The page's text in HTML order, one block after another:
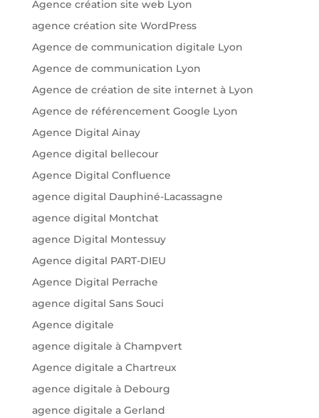
Agence création site web Lyon
agence création site WordPress
Agence de communication digitale Lyon
Agence de communication Lyon
Agence de création de site internet à Lyon
Agence de référencement Google Lyon
Agence Digital Ainay
Agence digital bellecour
Agence Digital Confluence
agence digital Dauphiné-Lacassagne
agence digital Montchat
agence Digital Montessuy
Agence digital PART-DIEU
Agence Digital Perrache
agence digital Sans Souci
Agence digitale
agence digitale à Champvert
Agence digitale a Chartreux
agence digitale à Debourg
agence digitale a Gerland